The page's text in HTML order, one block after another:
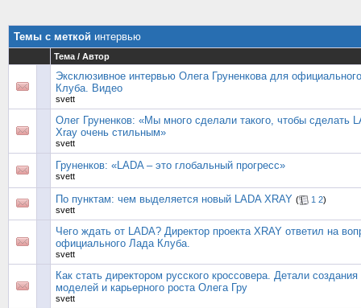
Темы с меткой интервью
Тема / Автор
Эксклюзивное интервью Олега Груненкова для
Клуба. Видео
svett
Олег Груненков: «Мы много сделали такого, чтобы сделать
Xray очень стильным»
svett
Груненков: «LADA – это глобальный прогресс»
svett
По пунктам: чем выделяется новый LADA XRAY ( 1 2)
svett
Чего ждать от LADA? Директор проекта XRAY ответил на
официального Лада Клуба.
svett
Как стать директором русского кроссовера. Детали
моделей и карьерного роста Олега Гру
svett